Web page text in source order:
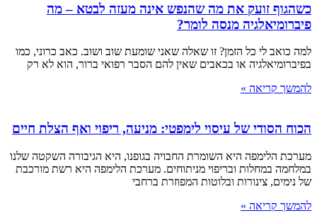
כשהגוף זועק את מה שהנפש אינה מעזה לבטא – מה
פיברומיאלגיה מנסה לומר?
למה כואב לי כל הזמן? זו שאלה שאני שומעת שוב ושוב. כאב כרוני, כמו
בפיברומיאלגיה או בכאבים שאין להם הסבר רפואי ברור, הוא לא רק
להמשך קריאה »
הכוח הסודי של עיסוי לימפטי: מניעה, ריפוי ואף הצלת חיים
מערכת הלימפה היא השומרת החבויה בגופנו, היא הגיבורה השקטה שלנו
במלחמה במחלות ובריפוי מניתוחים. מערכת הלימפה היא רשת מורכבת
של נימים, צינורות ובלוטות המפוזרת ברחבי
להמשך קריאה »